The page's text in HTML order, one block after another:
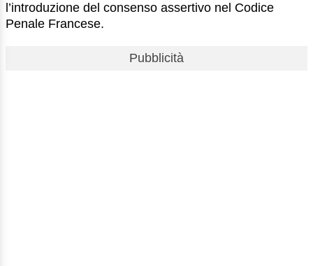
l’introduzione del consenso assertivo nel Codice
Penale Francese.
Pubblicità